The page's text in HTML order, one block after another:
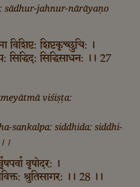
sādhur-jahnur-nārāyaṇo
विशिष्ट: शिष्टकृच्छुचि: ।
सिद्धिद: सिद्धिसाधन: ।। 27
viśiṣṭa:
sankalpa: siddhida: siddhi-
वृषोदर: ।
श्रुतिसागर: ।। 28 ।।